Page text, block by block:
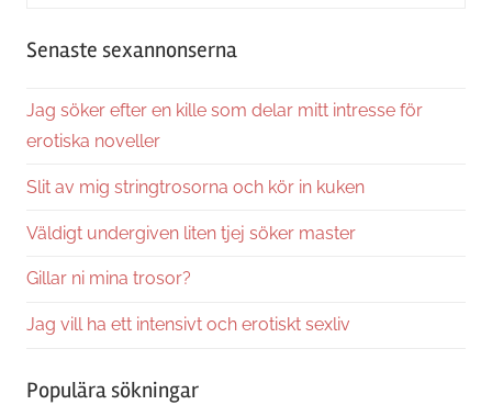
Senaste sexannonserna
Jag söker efter en kille som delar mitt intresse för
erotiska noveller
Slit av mig stringtrosorna och kör in kuken
Väldigt undergiven liten tjej söker master
Gillar ni mina trosor?
Jag vill ha ett intensivt och erotiskt sexliv
Populära sökningar